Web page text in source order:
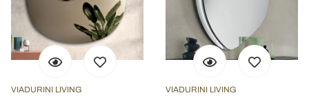
VIADURINI LIVING VIADURINI LIVING